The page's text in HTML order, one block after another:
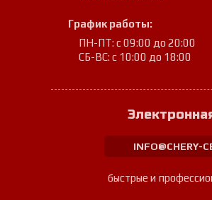
График работы:
ПН-ПТ: с 09:00 до 20:00
СБ-ВС: с 10:00 до 18:00
INFO@CHERY-
быстрые и